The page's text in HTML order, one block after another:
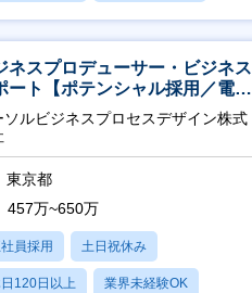
業20時間以内
ネスプロデューサー・ビジネス
ート【ポテンシャル採用／電
ガス等の民間向けプロジェクト
】
ソルビジネスプロセスデザイン株式
東京都
457万~650万
員採用 土日祝休み
120日以上 業界未経験OK